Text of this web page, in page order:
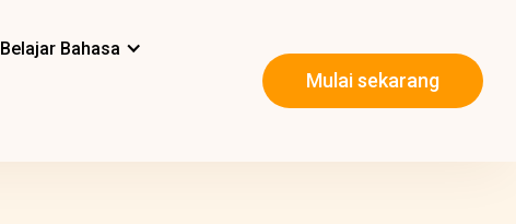
Belajar Bahasa
Mulai sekarang